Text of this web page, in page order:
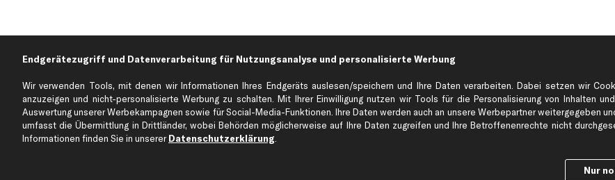
Über kfzteile24
Über uns
Kundenservice
Zahlung
Hilfe & Support Top
Bremssattel
Endgerätezugriff und Datenverarbeitung für Nutzungsanalyse und personalisierte Werbung
Wir verwenden Tools, mit denen wir Informationen Ihres Endgeräts auslesen/speichern und Ihre Daten verarbeiten. Dabei setzen wir
anzuzeigen und nicht-personalisierte Werbung zu schalten. Mit Ihrer Einwilligung nutzen wir Tools für die Personalisierung von Inhalten
Auswertung unserer Werbekampagnen sowie für Social-Media-Funktionen. Ihre Daten werden auch an unsere Werbepartner weitergegeben
umfasst die Übermittlung in Drittländer, wobei Behörden möglicherweise auf Ihre Daten zugreifen und Ihre Betroffenenrechte nicht
Informationen finden Sie in unsererDatenschutzerklärung
Nur